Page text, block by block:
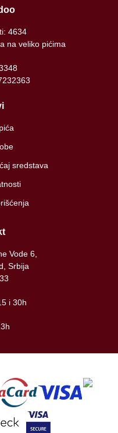
4634
na veliko pićima
sredstava
Vode 6,
Srbija
i 30h